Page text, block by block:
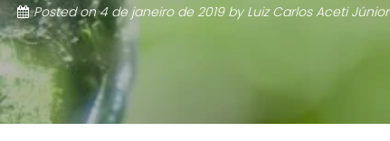
Posted on4 de janeiro de 2019by Luiz Carlos Aceti Júnior